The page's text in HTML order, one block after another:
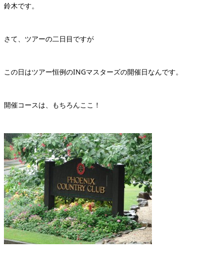
鈴木です。
さて、ツアーの二日目ですが
この日はツアー恒例のINGマスターズの開催日なんです。
開催コースは、もちろんここ！